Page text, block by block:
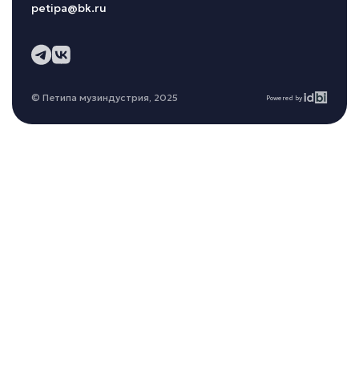
petipa@bk.ru
© Петипа музиндустрия, 2025 Powered by